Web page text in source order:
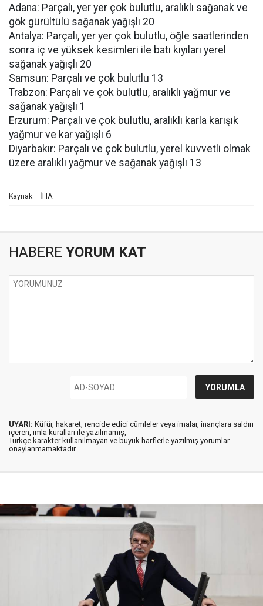
Adana: Parçalı, yer yer çok bulutlu, aralıklı sağanak ve
gök gürültülü sağanak yağışlı 20
Antalya: Parçalı, yer yer çok bulutlu, öğle saatlerinden
sonra iç ve yüksek kesimleri ile batı kıyıları yerel
sağanak yağışlı 20
Samsun: Parçalı ve çok bulutlu 13
Trabzon: Parçalı ve çok bulutlu, aralıklı yağmur ve
sağanak yağışlı 1
Erzurum: Parçalı ve çok bulutlu, aralıklı karla karışık
yağmur ve kar yağışlı 6
Diyarbakır: Parçalı ve çok bulutlu, yerel kuvvetli olmak
üzere aralıklı yağmur ve sağanak yağışlı 13
Kaynak: İHA
HABERE YORUM KAT
UYARI: Küfür, hakaret, rencide edici cümleler veya imalar, inançlara saldırı
içeren, imla kuralları ile yazılmamış,
Türkçe karakter kullanılmayan ve büyük harflerle yazılmış yorumlar
onaylanmamaktadır.